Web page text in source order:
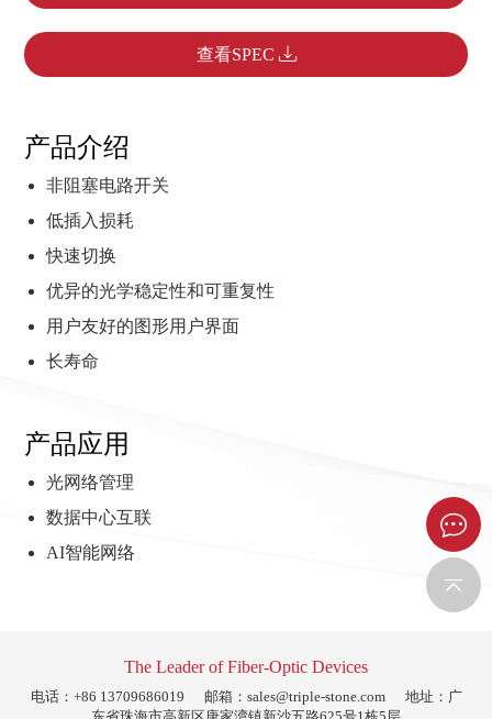
查看SPEC
产品介绍
非阻塞电路开关
低插入损耗
快速切换
优异的光学稳定性和可重复性
用户友好的图形用户界面
长寿命
产品应用
光网络管理
数据中心互联
AI智能网络
The Leader of Fiber-Optic Devices
电话：+86 13709686019 邮箱： sales@triple-stone.com
地址：广